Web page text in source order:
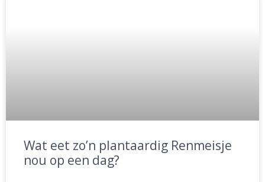
Wat eet zo’n plantaardig Renmeisje
nou op een dag?